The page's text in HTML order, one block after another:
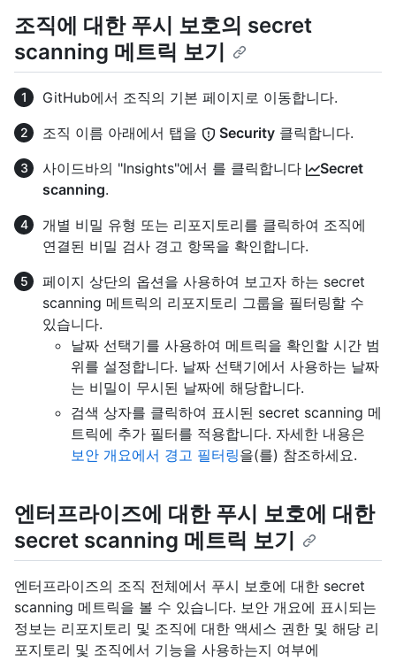
조직에 대한 푸시 보호의 secret
scanning 메트릭 보기
GitHub에서 조직의 기본 페이지로 이동합니다.
조직 이름 아래에서 탭을
Security 클릭합니다.
사이드바의 "Insights"에서 를 클릭합니다
Secret
scanning.
개별 비밀 유형 또는 리포지토리를 클릭하여 조직에
연결된 비밀 검사 경고 항목을 확인합니다.
페이지 상단의 옵션을 사용하여 보고자 하는 secret
scanning 메트릭의 리포지토리 그룹을 필터링할 수
있습니다.
날짜 선택기를 사용하여 메트릭을 확인할 시간 범
위를 설정합니다. 날짜 선택기에서 사용하는 날짜
는 비밀이 무시된 날짜에 해당합니다.
검색 상자를 클릭하여 표시된 secret scanning 메
트릭에 추가 필터를 적용합니다. 자세한 내용은
보안 개요에서 경고 필터링을(를) 참조하세요.
엔터프라이즈에 대한 푸시 보호에 대한
secret scanning 메트릭 보기
엔터프라이즈의 조직 전체에서 푸시 보호에 대한 secret
scanning 메트릭을 볼 수 있습니다. 보안 개요에 표시되는
정보는 리포지토리 및 조직에 대한 액세스 권한 및 해당 리
포지토리 및 조직에서 기능을 사용하는지 여부에